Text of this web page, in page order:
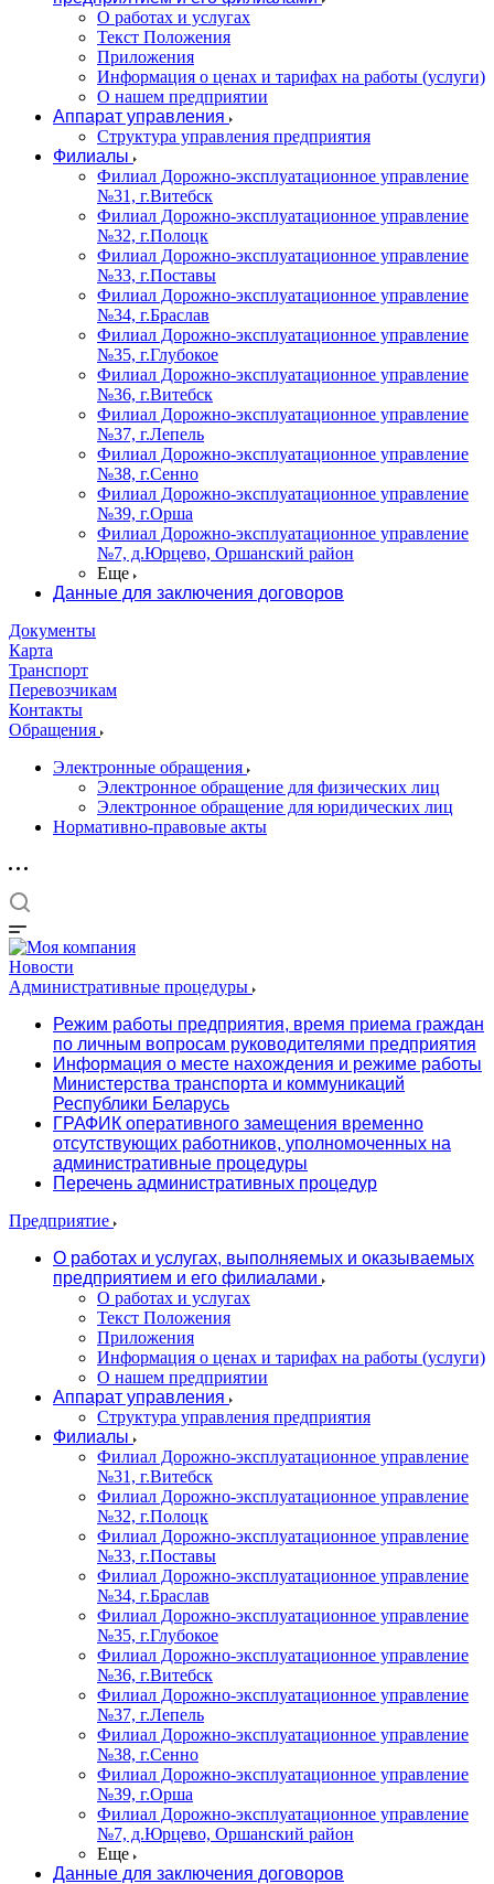
О работах и услугах
Текст Положения
Приложения
Информация о ценах и тарифах на работы (услуги)
О нашем предприятии
Аппарат управления
Структура управления предприятия
Филиалы
Филиал Дорожно-эксплуатационное управление
№31, г.Витебск
Филиал Дорожно-эксплуатационное управление
№32, г.Полоцк
Филиал Дорожно-эксплуатационное управление
№33, г.Поставы
Филиал Дорожно-эксплуатационное управление
№34, г.Браслав
Филиал Дорожно-эксплуатационное управление
№35, г.Глубокое
Филиал Дорожно-эксплуатационное управление
№36, г.Витебск
Филиал Дорожно-эксплуатационное управление
№37, г.Лепель
Филиал Дорожно-эксплуатационное управление
№38, г.Сенно
Филиал Дорожно-эксплуатационное управление
№39, г.Орша
Филиал Дорожно-эксплуатационное управление
№7, д.Юрцево, Оршанский район
Еще
Данные для заключения договоров
Документы
Карта
Транспорт
Перевозчикам
Контакты
Обращения
Электронные обращения
Электронное обращение для физических лиц
Электронное обращение для юридических лиц
Нормативно-правовые акты
Новости
Административные процедуры
Режим работы предприятия, время приема граждан
по личным вопросам руководителями предприятия
Информация о месте нахождения и режиме работы
Министерства транспорта и коммуникаций
Республики Беларусь
ГРАФИК оперативного замещения временно
отсутствующих работников, уполномоченных на
административные процедуры
Перечень административных процедур
Предприятие
О работах и услугах, выполняемых и оказываемых
предприятием и его филиалами
О работах и услугах
Текст Положения
Приложения
Информация о ценах и тарифах на работы (услуги)
О нашем предприятии
Аппарат управления
Структура управления предприятия
Филиалы
Филиал Дорожно-эксплуатационное управление
№31, г.Витебск
Филиал Дорожно-эксплуатационное управление
№32, г.Полоцк
Филиал Дорожно-эксплуатационное управление
№33, г.Поставы
Филиал Дорожно-эксплуатационное управление
№34, г.Браслав
Филиал Дорожно-эксплуатационное управление
№35, г.Глубокое
Филиал Дорожно-эксплуатационное управление
№36, г.Витебск
Филиал Дорожно-эксплуатационное управление
№37, г.Лепель
Филиал Дорожно-эксплуатационное управление
№38, г.Сенно
Филиал Дорожно-эксплуатационное управление
№39, г.Орша
Филиал Дорожно-эксплуатационное управление
№7, д.Юрцево, Оршанский район
Еще
Данные для заключения договоров